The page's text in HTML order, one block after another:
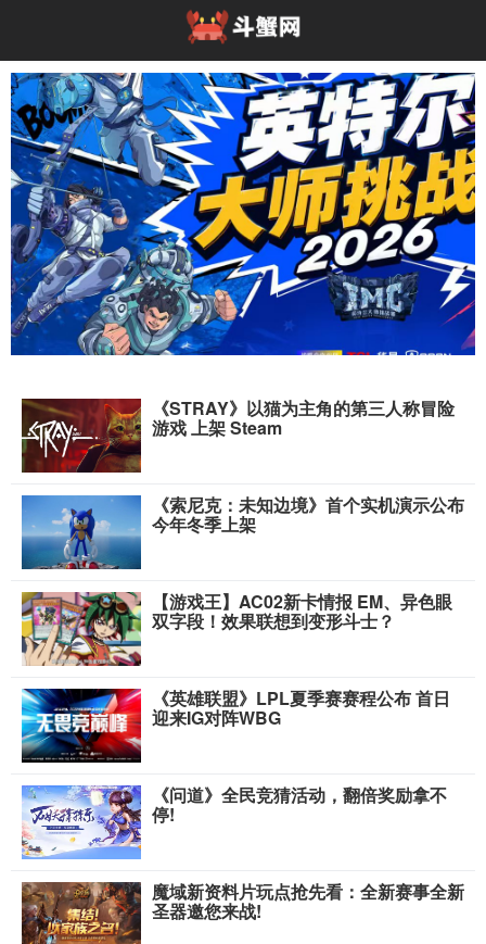
高能开局！英特尔大师挑战赛亮相2026
《STRAY》以猫为主角的第三人称冒险
游戏 上架 Steam
《索尼克：未知边境》首个实机演示公布
今年冬季上架
【游戏王】AC02新卡情报 EM、异色眼
双字段！效果联想到变形斗士？
《英雄联盟》LPL夏季赛赛程公布 首日
迎来IG对阵WBG
《问道》全民竞猜活动，翻倍奖励拿不
停!
魔域新资料片玩点抢先看：全新赛事全新
圣器邀您来战!